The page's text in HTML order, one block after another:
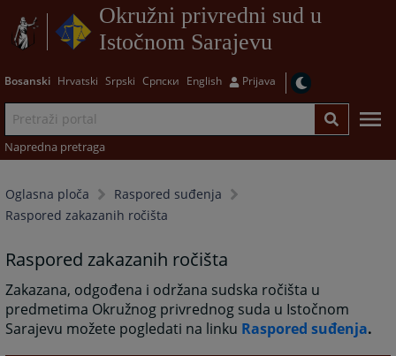
Okružni privredni sud u
Istočnom Sarajevu
Bosanski Hrvatski Srpski Српски English Prijava
Napredna pretraga
Oglasna ploča
Raspored suđenja
Raspored zakazanih ročišta
Raspored zakazanih ročišta
Zakazana, odgođena i održana sudska ročišta u
predmetima Okružnog privrednog suda u Istočnom
Sarajevu možete pogledati na linku Raspored suđenja.